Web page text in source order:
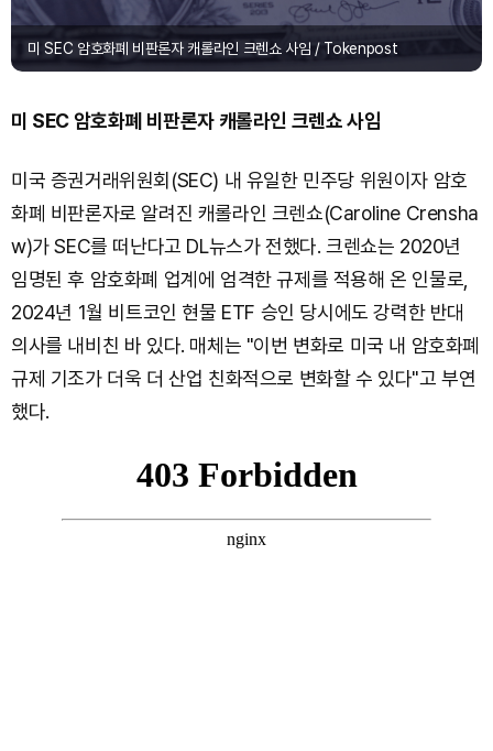
미 SEC 암호화폐 비판론자 캐롤라인 크렌쇼 사임 / Tokenpost
미 SEC 암호화폐 비판론자 캐롤라인 크렌쇼 사임
미국 증권거래위원회(SEC) 내 유일한 민주당 위원이자 암호
화폐 비판론자로 알려진 캐롤라인 크렌쇼(Caroline Crensha
w)가 SEC를 떠난다고 DL뉴스가 전했다. 크렌쇼는 2020년
임명된 후 암호화폐 업계에 엄격한 규제를 적용해 온 인물로,
2024년 1월 비트코인 현물 ETF 승인 당시에도 강력한 반대
의사를 내비친 바 있다. 매체는 "이번 변화로 미국 내 암호화폐
규제 기조가 더욱 더 산업 친화적으로 변화할 수 있다"고 부연
했다.